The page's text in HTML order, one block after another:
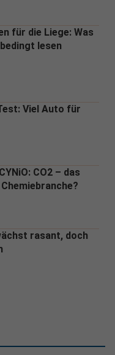
für die Liege: Was
lesen
Viel Auto für
CO2 – das
rasant, doch